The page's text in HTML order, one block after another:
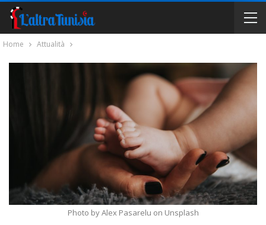
Home Attualità
Photo by Alex Pasarelu on Unsplash